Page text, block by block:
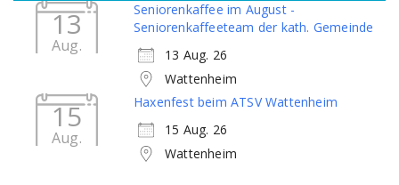
13
Aug.
Seniorenkaffee im August -
Seniorenkaffeeteam der kath. Gemeinde
13 Aug. 26
Wattenheim
15
Aug.
Haxenfest beim ATSV Wattenheim
15 Aug. 26
Wattenheim